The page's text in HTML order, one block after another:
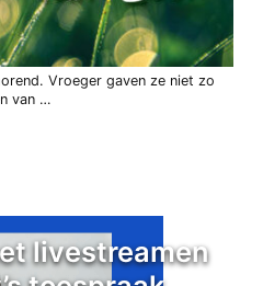
Vroeger gaven ze niet zo
van …
livestreamen